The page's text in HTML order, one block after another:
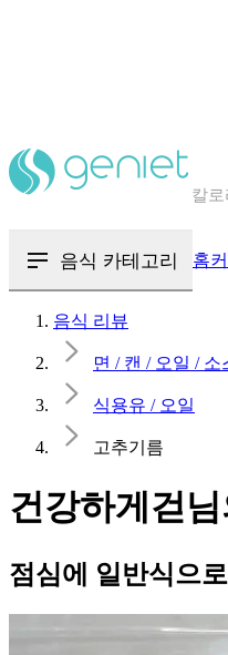
혈
음식 카테고리 홈
음식 리뷰
면 / 캔 / 오일 / 소
식용유 / 오일
고추기름
건강하게걷
점심에 일반식으